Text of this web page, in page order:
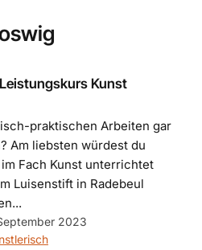
Kunst
praktischen Arbeiten gar
Am liebsten würdest du
Fach Kunst unterrichtet
Luisenstift in Radebeul
2023